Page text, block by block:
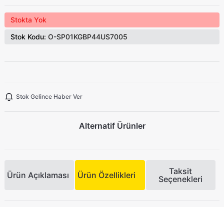
Stokta Yok
Stok Kodu: O-SP01KGBP44US7005
Stok Gelince Haber Ver
Alternatif Ürünler
Ürün Açıklaması Ürün Özellikleri
Taksit
Seçenekleri